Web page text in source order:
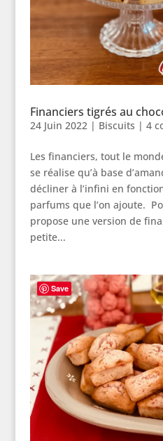
Financiers tigrés au
24 Juin 2022 | Biscuits | 4
Les financiers, tout le
se réalise qu’à base
décliner à l’infini en
parfums que l’on ajoute.
propose une version de
petite...
Save